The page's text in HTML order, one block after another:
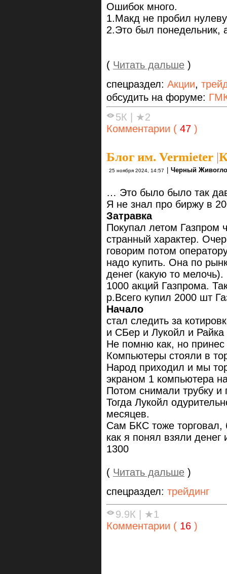
Ошибок много.
1.Макд не пробил
2.Это был понедельник,
( Читать дальше )
спецраздел: Акции,
обсудить на форуме:
5К
★2
Комментарии ( 47 )
Блог им. Vermieter |
25 ноября 2024, 14:57 Черный
… Это было было так
Я не знал про биржу в
Затравка
Покупал летом Газпром
странный характер.
говорим потом
надо купить. Она по
денег (какую то
1000 акций Газпрома.
р.Всего купил 2000 шт
Начало
стал следить за
и СБер и Лукойл и
Не помню как, но
Компьютеры стояли в
Народ приходил и мы
экраном 1 компьютера
Потом снимали трубку
Тогда Лукойл
месяцев.
Сам БКС тоже торговал,
как я понял взяли
1300
( Читать дальше )
спецраздел: трейдинг
9.9К
★1
Комментарии ( 16 )